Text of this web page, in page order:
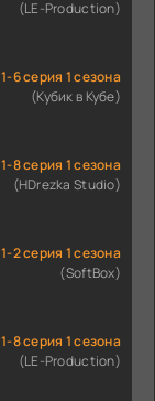
(LE-Production)
1-6 серия 1 сезона
(Кубик в Кубе)
1-8 серия 1 сезона
(HDrezka Studio)
1-2 серия 1 сезона
(SoftBox)
1-8 серия 1 сезона
(LE-Production)